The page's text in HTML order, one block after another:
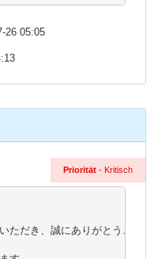
26 05:05
Priorität - Kritisch
ただき、誠にありがとうござい